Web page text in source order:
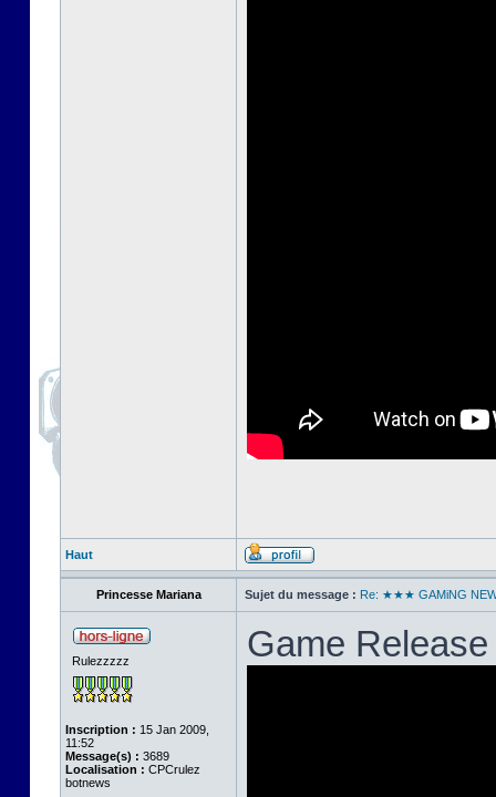
Haut
Princesse Mariana Sujet du message : Re: ★★★ GAMiNG
Rulezzzzz
Inscription : 15 Jan 2009,
11:52
Message(s) : 3689
Localisation : CPCrulez
botnews
Game